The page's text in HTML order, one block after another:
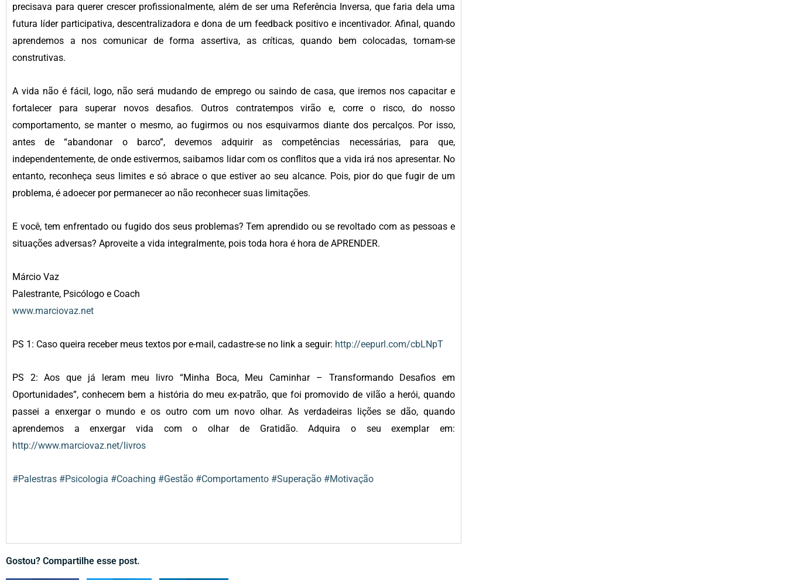
precisava para querer crescer profissionalmente, além de ser uma Referência Inversa, que faria dela uma
futura líder participativa, descentralizadora e dona de um feedback positivo e incentivador. Afinal, quando
aprendemos a nos comunicar de forma assertiva, as críticas, quando bem colocadas, tornam-se
construtivas.
A vida não é fácil, logo, não será mudando de emprego ou saindo de casa, que iremos nos capacitar e
fortalecer para superar novos desafios. Outros contratempos virão e, corre o risco, do nosso
comportamento, se manter o mesmo, ao fugirmos ou nos esquivarmos diante dos percalços. Por isso,
antes de “abandonar o barco”, devemos adquirir as competências necessárias, para que,
independentemente, de onde estivermos, saibamos lidar com os conflitos que a vida irá nos apresentar. No
entanto, reconheça seus limites e só abrace o que estiver ao seu alcance. Pois, pior do que fugir de um
problema, é adoecer por permanecer ao não reconhecer suas limitações.
E você, tem enfrentado ou fugido dos seus problemas? Tem aprendido ou se revoltado com as pessoas e
situações adversas? Aproveite a vida integralmente, pois toda hora é hora de APRENDER.
Márcio Vaz
Palestrante, Psicólogo e Coach
www.marciovaz.net
PS 1: Caso queira receber meus textos por e-mail, cadastre-se no link a seguir: http://eepurl.com/cbLNpT
PS 2: Aos que já leram meu livro “Minha Boca, Meu Caminhar – Transformando Desafios em
Oportunidades”, conhecem bem a história do meu ex-patrão, que foi promovido de vilão a herói, quando
passei a enxergar o mundo e os outro com um novo olhar. As verdadeiras lições se dão, quando
aprendemos a enxergar vida com o olhar de Gratidão. Adquira o seu exemplar em:
http://www.marciovaz.net/livros
#Palestras #Psicologia #Coaching #Gestão #Comportamento #Superação #Motivação
Gostou? Compartilhe esse post.